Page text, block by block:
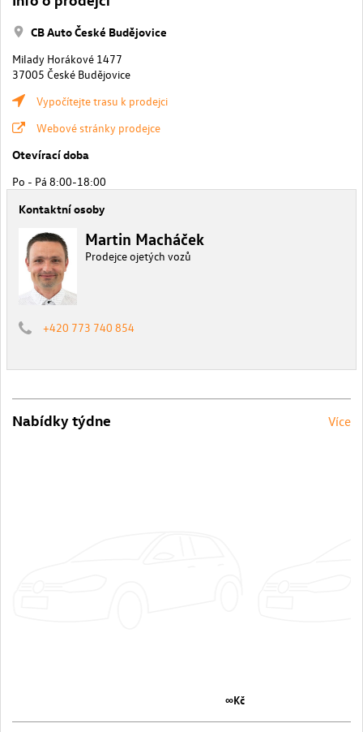
CB Auto České Budějovice
Milady Horákové 1477
37005 České Budějovice
Vypočítejte trasu k prodejci
Webové stránky prodejce
Otevírací doba
Po - Pá 8:00-18:00
Kontaktní osoby
Martin Macháček
Prodejce ojetých vozů
+420 773 740 854
Nabídky týdne Více
∞Kč